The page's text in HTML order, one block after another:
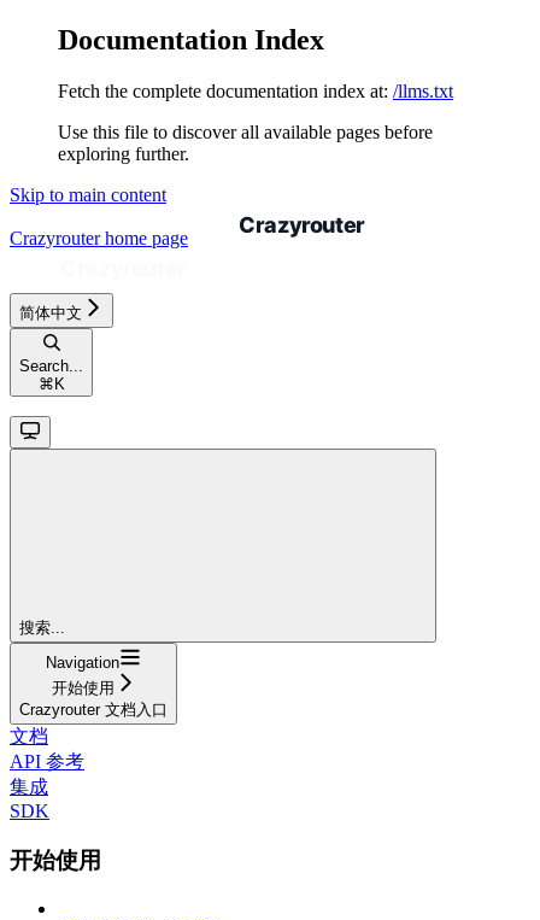
Documentation Index
Fetch the complete documentation index at: /llms.txt
Use this file to discover all available pages before
exploring further.
Skip to main content
Crazyrouterhome page
简体中文
Search...
⌘ K
搜索...
Navigation
开始使用
Crazyrouter 文档入口
文档
API 参考
集成
SDK
开始使用